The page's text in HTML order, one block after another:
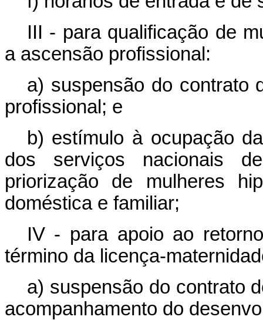
III - para qualificação de
a ascensão profissional:
a) suspensão do contrato
profissional; e
b) estímulo à ocupação
dos serviços nacionais
priorização de mulheres
doméstica e familiar;
IV - para apoio ao
término da licença-
a) suspensão do contrato
acompanhamento do